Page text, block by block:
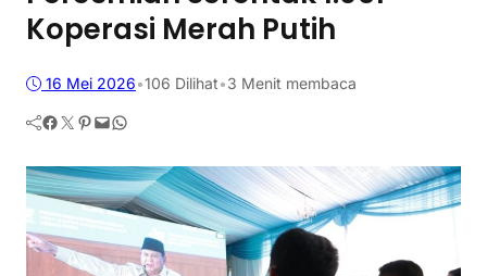
Koperasi Merah Putih
16 Mei 2026•106 Dilihat•3 Menit membaca
Facebook Twitter Pinterest Mail WhatsApp